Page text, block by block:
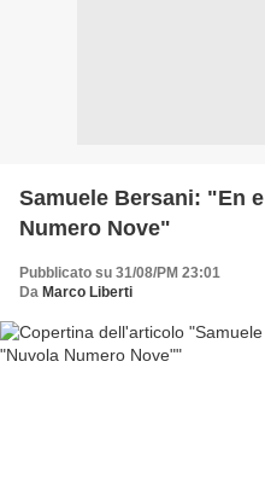
Samuele Bersani: "En
Numero Nove"
Pubblicato su 31/08/PM 23:01
Da Marco Liberti